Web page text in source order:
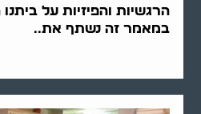
הרגשיות והפיזיות על
במאמר זה נשתף את..